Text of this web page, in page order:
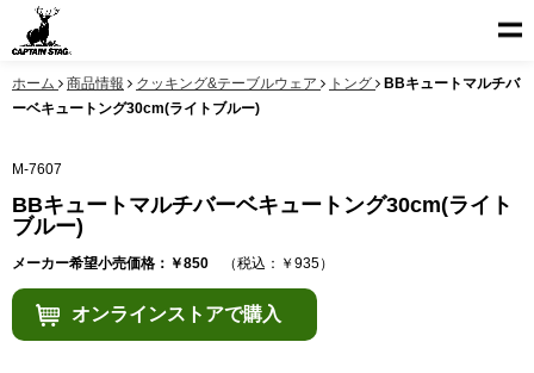
ホーム 商品情報 クッキング&テーブルウェア トング
BBキュートマルチバ
ーベキュートング30cm(ライトブルー)
M-7607
BBキュートマルチバーベキュートング30cm(ライト
ブルー)
メーカー希望小売価格：￥850 （税込：￥935）
オンラインストアで購入